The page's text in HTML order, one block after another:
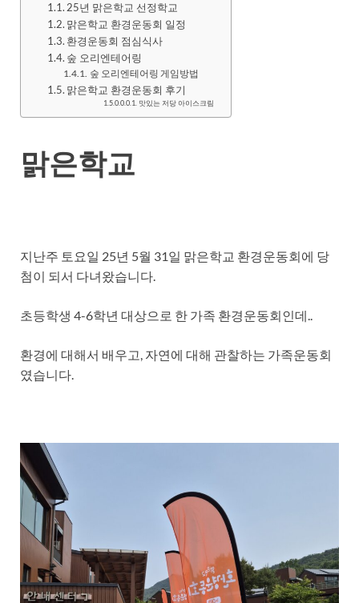
25년 맑은학교 선정학교
맑은학교 환경운동회 일정
환경운동회 점심식사
숲 오리엔테어링
숲 오리엔테어링 게임방법
맑은학교 환경운동회 후기
맛있는 저당 아이스크림
맑은학교
지난주 토요일 25년 5월 31일 맑은학교 환경운동회에 당
첨이 되서 다녀왔습니다.
초등학생 4-6학년 대상으로 한 가족 환경운동회인데..
환경에 대해서 배우고, 자연에 대해 관찰하는 가족운동회
였습니다.